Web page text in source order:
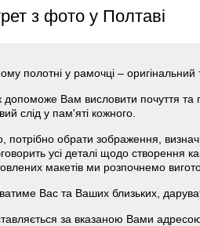
з фото у Полтаві
полотні у рамочці –
Вам висловити почуття та
слід у пам'яті кожного.
обрати зображення,
усі деталі щодо створення
макетів ми розпочнемо
Вас та Ваших близьких,
за вказаною Вами